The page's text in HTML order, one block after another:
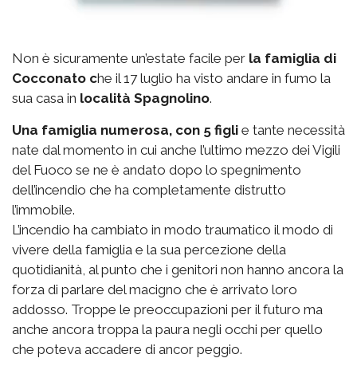
Non è sicuramente un’estate facile per la famiglia di
Cocconato che il 17 luglio ha visto andare in fumo la
sua casa in località Spagnolino.
Una famiglia numerosa, con 5 figli e tante necessità
nate dal momento in cui anche l’ultimo mezzo dei Vigili
del Fuoco se ne è andato dopo lo spegnimento
dell’incendio che ha completamente distrutto
l’immobile.
L’incendio ha cambiato in modo traumatico il modo di
vivere della famiglia e la sua percezione della
quotidianità, al punto che i genitori non hanno ancora la
forza di parlare del macigno che è arrivato loro
addosso. Troppe le preoccupazioni per il futuro ma
anche ancora troppa la paura negli occhi per quello
che poteva accadere di ancor peggio.